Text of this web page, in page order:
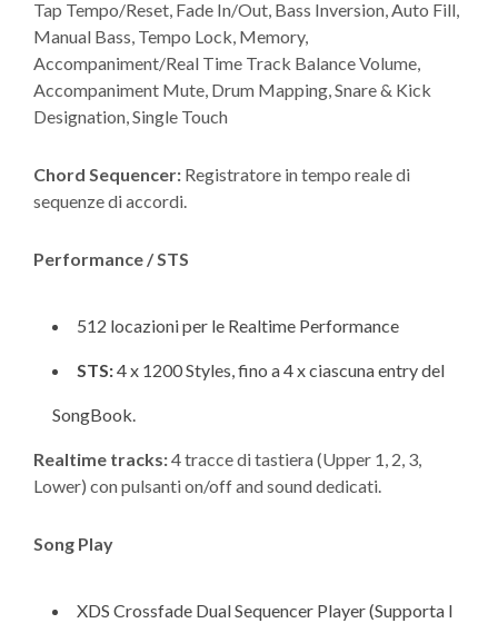
Tap Tempo/Reset, Fade In/Out, Bass Inversion, Auto Fill,
Manual Bass, Tempo Lock, Memory,
Accompaniment/Real Time Track Balance Volume,
Accompaniment Mute, Drum Mapping, Snare & Kick
Designation, Single Touch
Chord Sequencer: Registratore in tempo reale di
sequenze di accordi.
Performance / STS
512 locazioni per le Realtime Performance
STS:4 x 1200 Styles, fino a 4 x ciascuna entry del
SongBook.
Realtime tracks:4 tracce di tastiera (Upper 1, 2, 3,
Lower) con pulsanti on/off and sound dedicati.
Song Play
XDS Crossfade Dual Sequencer Player (Supporta I